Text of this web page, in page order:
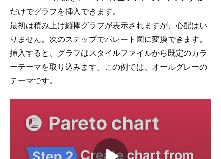
だけでグラフを挿入できます。
最初は積み上げ縦棒グラフが表示されますが、心配はい
りません。次のステップでパレート図に変換できます。
挿入すると、グラフはスタイルファイルから既定のカラ
ーテーマを取り込みます。この例では、オールグレーの
テーマです。